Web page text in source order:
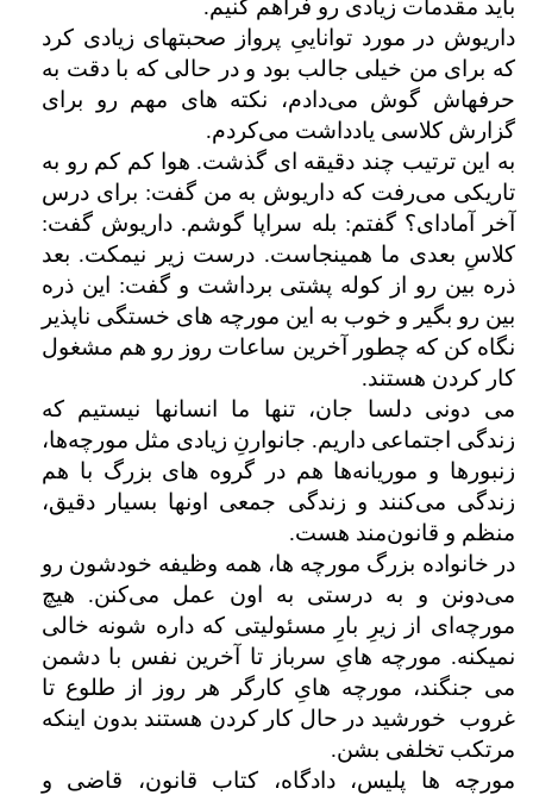
باید مقدمات زیادی رو فراهم کنیم.
داریوش در مورد تواناییِ پرواز صحبتهای زیادی کرد
که برای من خیلی جالب بود و در حالی که با دقت به
حرفهاش گوش می‌دادم، نکته های مهم رو برای
گزارش کلاسی یادداشت می‌کردم.
به این ترتیب چند دقیقه ای گذشت. هوا کم کم رو به
تاریکی می‌رفت که داریوش به من گفت: برای درس
آخر آماد‌ای؟ گفتم: بله سراپا گوشم. داریوش گفت:
کلاسِ بعدی ما همینجاست. درست زیر نیمکت. بعد
ذره بین رو از کوله پشتی برداشت و گفت: این ذره
بین رو بگیر و خوب به این مورچه های خستگی ناپذیر
نگاه کن که چطور آخرین ساعات روز رو هم مشغول
کار کردن هستند.
می دونی دلسا جان، تنها ما انسانها نیستیم که
زندگی اجتماعی داریم. جانوارنِ زیادی مثل مورچه‌ها،
زنبورها و موریانه‌ها هم در گروه های بزرگ با هم
زندگی می‌کنند و زندگی جمعی اونها بسیار دقیق،
منظم و قانو‌ن‌مند هست.
در خانواده بزرگ مورچه ها، همه وظیفه خودشون رو
می‌دونن و به درستی به اون عمل می‌کنن. هیچ
مورچه‌ای از زیرِ بارِ مسئولیتی که داره شونه خالی
نمیکنه. مورچه هایِ سرباز تا آخرین نفس با دشمن
می جنگند، مورچه هایِ کارگر هر روز از طلوع تا
غروب خورشید در حال کار کردن هستند بدون اینکه
مرتکب تخلفی بشن.
مورچه ها پلیس، دادگاه، کتاب قانون، قاضی و